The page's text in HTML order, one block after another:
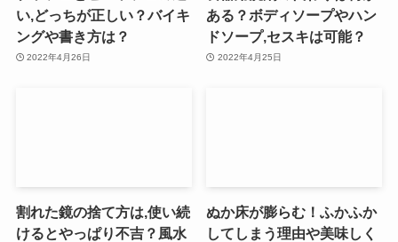
い,どっちが正しい？バイキ
ングや書き方は？
2022年4月26日
ある？ボディソープやハン
ドソープ,セスキは可能？
2022年4月25日
割れた鏡の捨て方は,使い続
けるとやっぱり不吉？風水
ぬか床が膨らむ！ふかふか
してしまう理由や美味しく